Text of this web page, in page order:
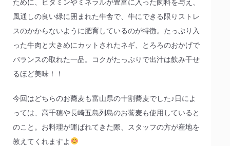
ために、ビタミンやミネラルが豊富に入った飼料を与え、
風通しの良い緑に囲まれた牛舎で、牛にできる限りストレ
スのかからないように肥育しているのが特徴。たっぷり入
った牛肉と大きめにカットされたネギ、とろろのおかげで
バランスの取れた一品。コクがたっぷりで出汁は飲み干せ
るほど美味！！
今回はどちらのお蕎麦も富山県の十割蕎麦でした♪日によ
っては、高千穂や長崎五島列島のお蕎麦も使用していると
のこと。お料理が運ばれてきた際、スタッフの方が産地を
教えてくれますよ